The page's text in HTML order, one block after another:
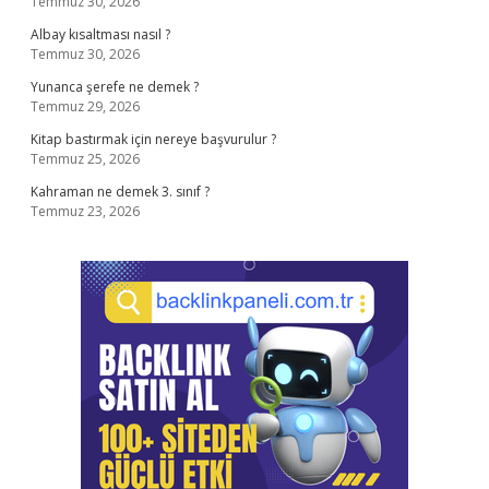
Albay kısaltması nasıl ?
Temmuz 30, 2026
Yunanca şerefe ne demek ?
Temmuz 29, 2026
Kitap bastırmak için nereye başvurulur ?
Temmuz 25, 2026
Kahraman ne demek 3. sınıf ?
Temmuz 23, 2026